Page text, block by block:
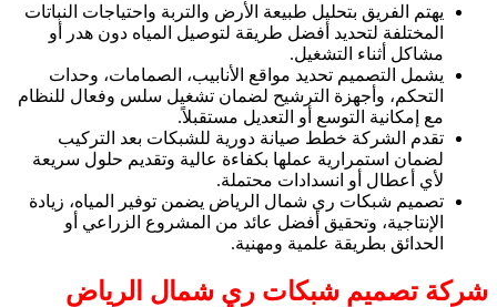
يهتم الفريق بتحليل طبيعة الأرض والتربة واحتياجات النباتات
المختلفة لتحديد أفضل طريقة لتوصيل المياه دون هدر أو
مشاكل أثناء التشغيل.
يشمل التصميم تحديد مواقع الأنابيب، الصمامات، وحدات
التحكم، وأجهزة الترشيح لضمان تشغيل سلس وفعال للنظام
مع إمكانية التوسع أو التعديل مستقبلاً.
تقدم الشركة خطط صيانة دورية للشبكات بعد التركيب
لضمان استمرارية عملها بكفاءة عالية وتقديم حلول سريعة
لأي أعطال أو انسدادات محتملة.
تصميم شبكات ري شمال الرياض يضمن توفير المياه، زيادة
الإنتاجية، وتحقيق أفضل عائد من المشروع الزراعي أو
الحدائق بطريقة علمية ومهنية.
شركة تصميم شبكات ري شمال الرياض